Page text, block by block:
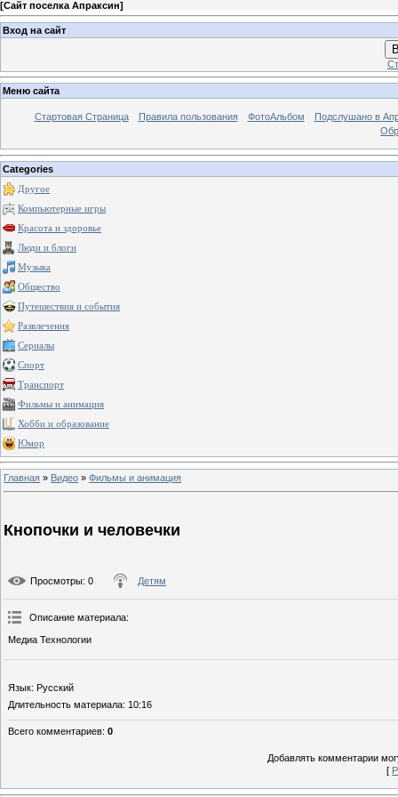
[Сайт поселка Апраксин]
Вход на сайт
Меню сайта
Стартовая Страница Правила пользования ФотоАльбом
Подслушано в
Categories
Другое
Компьютерные игры
Красота и здоровье
Люди и блоги
Музыка
Общество
Путешествия и события
Развлечения
Сериалы
Спорт
Транспорт
Фильмы и анимация
Хобби и образование
Юмор
Главная » Видео » Фильмы и анимация
Кнопочки и человечки
Просмотры: 0 Детям
Описание материала:
Медиа Технологии
Язык: Русский
Длительность материала: 10:16
Всего комментариев: 0
Добавлять комментарии
[